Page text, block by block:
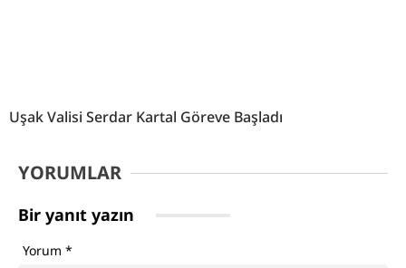
Uşak Valisi Serdar Kartal Göreve Başladı
YORUMLAR
Bir yanıt yazın
Yorum *